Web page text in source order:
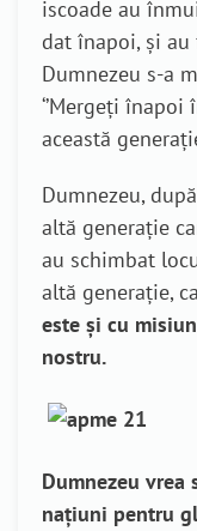
iscoade au
dat înapoi, și
Dumnezeu s-a
‘’Mergeți
această
Dumnezeu,
altă generație
au schimbat
altă generație,
este și cu
nostru.
Dumnezeu vrea
națiuni pentru